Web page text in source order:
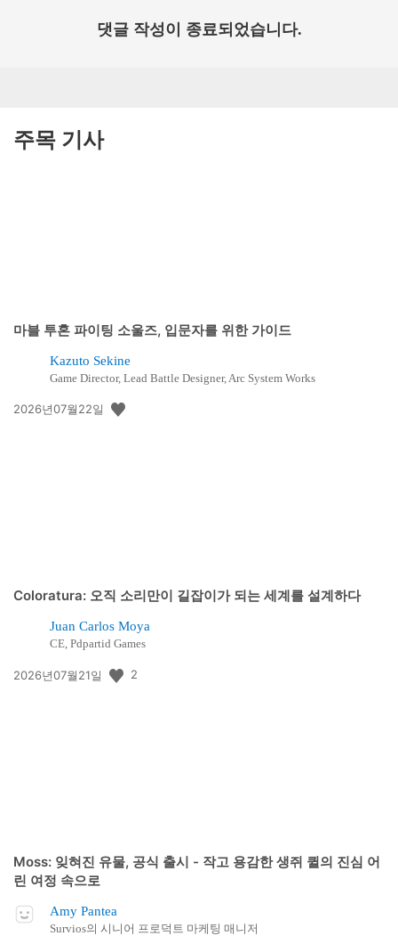
댓글 작성이 종료되었습니다.
주목 기사
마블 투혼 파이팅 소울즈, 입문자를 위한 가이드
Kazuto Sekine
Game Director, Lead Battle Designer, Arc System Works
공
2026년07월22일
Coloratura: 오직 소리만이 길잡이가 되는 세계를 설계하다
Juan Carlos Moya
CE, Pdpartid Games
공
2026년07월21일 2
Moss: 잊혀진 유물, 공식 출시 - 작고 용감한 생쥐 퀼의 진심 어
린 여정 속으로
Amy Pantea
Survios의 시니어 프로덕트 마케팅 매니저